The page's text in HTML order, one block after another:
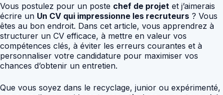
Vous postulez pour un poste chef de projet et j’aimerais
écrire un Un CV qui impressionne les recruteurs ? Vous
êtes au bon endroit. Dans cet article, vous apprendrez à
structurer un CV efficace, à mettre en valeur vos
compétences clés, à éviter les erreurs courantes et à
personnaliser votre candidature pour maximiser vos
chances d’obtenir un entretien.
Que vous soyez dans le recyclage, junior ou expérimenté,